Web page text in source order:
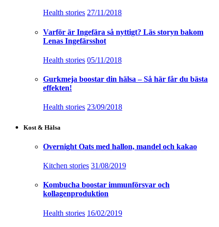
Health stories 27/11/2018
Varför är Ingefära så nyttigt? Läs storyn bakom
Lenas Ingefärsshot
Health stories 05/11/2018
Gurkmeja boostar din hälsa – Så här får du bästa
effekten!
Health stories 23/09/2018
Kost & Hälsa
Overnight Oats med hallon, mandel och kakao
Kitchen stories 31/08/2019
Kombucha boostar immunförsvar och
kollagenproduktion
Health stories 16/02/2019